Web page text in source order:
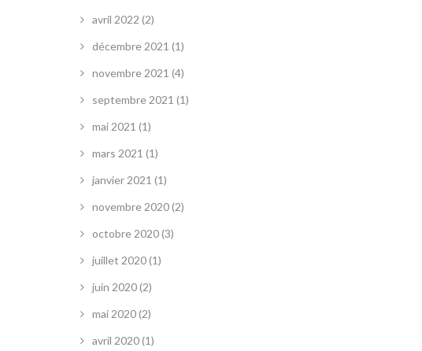
avril 2022 (2)
décembre 2021 (1)
novembre 2021 (4)
septembre 2021 (1)
mai 2021 (1)
mars 2021 (1)
janvier 2021 (1)
novembre 2020(2)
octobre 2020(3)
juillet 2020(1)
juin 2020(2)
mai 2020(2)
avril 2020(1)